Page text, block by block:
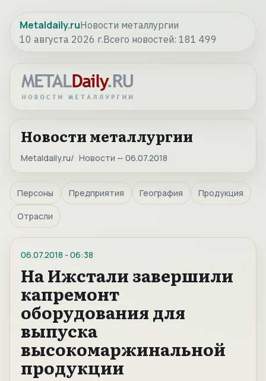
Metaldaily.ruНовости металлургии
10 августа 2026 г.Всего новостей: 181 499
Новости металлургии
Metaldaily.ru Новости — 06.07.2018
Персоны Предприятия География Продукция
Отрасли
06.07.2018 - 06:38
На Ижстали завершили
капремонт
оборудования для
выпуска
высокомаржинальной
продукции